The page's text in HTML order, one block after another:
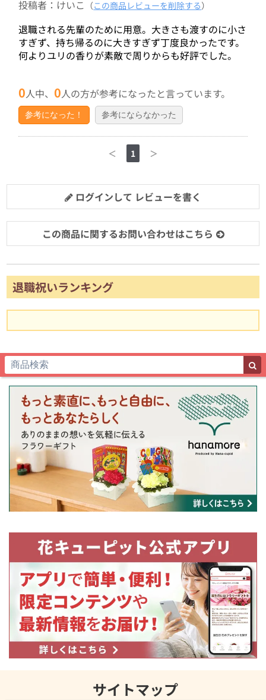
投稿者：けいこ （この商品レビューを削除する）
退職される先輩のために用意。大きさも渡すのに小さ
すぎず、持ち帰るのに大きすぎず丁度良かったです。
何よりユリの香りが素敵で周りからも好評でした。
0人中、0人の方が参考になったと言っています。
参考になった！ 参考にならなかった
＜ 1 ＞
ログインして レビューを書く
この商品に関するお問い合わせはこちら
退職祝いランキング
サイトマップ